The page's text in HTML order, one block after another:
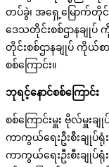
တပ်ခွဲ၊ အရှေ့မြောက်တိုင်း
ဒေသတိုင်းစစ်ဌာနချုပ်
တိုင်းစစ်ဌာနချုပ် ကိုယ်စ
စစ်ကြောင်း။
ဘုရင့်နောင်စစ်ကြောင်း
စစ်ကြောင်းမှူး ဗိုလ်မှူး
ကာကွယ်ရေးဦးစီးချုပ်ရုံ
ကာကွယ်ရေးဦးစီးချုပ်